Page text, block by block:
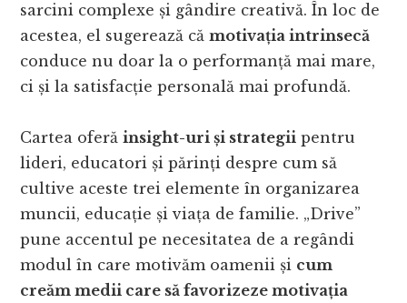
sarcini complexe și gândire creativă. În loc de
acestea, el sugerează cămotivația intrinsecă
conduce nu doar la o performanță mai mare,
ci și la satisfacție personală mai profundă.
Cartea oferăinsight-uri și strategii pentru
lideri, educatori și părinți despre cum să
cultive aceste trei elemente în organizarea
muncii, educație și viața de familie. „Drive”
pune accentul pe necesitatea de a regândi
modul în care motivăm oamenii și cum
creăm medii care să favorizeze motivația